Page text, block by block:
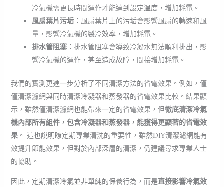
冷氣機需更長時間運作才能達到設定溫度，增加耗電。
風扇葉片污垢： 風扇葉片上的污垢會影響風扇的轉速和風
量，影響冷氣機的製冷效率，增加耗電。
排水管阻塞： 排水管阻塞會導致冷凝水無法順利排出，影
響冷氣機的運作，甚至造成故障，間接增加耗電。
我們的實測更進一步分析了不同清潔方法的省電效果。例如，僅
僅清潔濾網與同時清潔冷凝器和蒸發器的省電效果比較。結果顯
示，雖然僅清潔濾網也能帶來一定的省電效果，但徹底清潔冷氣
機內部所有組件，包含冷凝器和蒸發器，能獲得更顯著的省電效
果。 這也說明瞭定期專業清洗的重要性，雖然DIY清潔濾網能有
效提升節能效果，但對於內部深層的清潔，仍建議尋求專業人士
的協助。
因此，定期清潔冷氣並非單純的保養行為，而是直接影響冷氣效